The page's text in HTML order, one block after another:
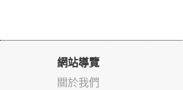
網站導覽
關於我們